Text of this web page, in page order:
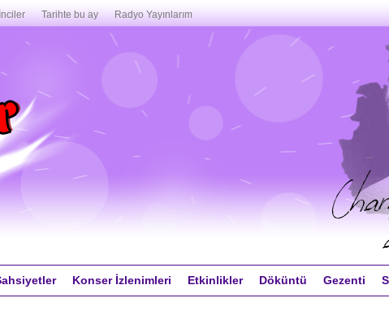
İnciler Tarihte bu ay Radyo Yayınlarım
Konser İzlenimleri Etkinlikler Döküntü Gezenti